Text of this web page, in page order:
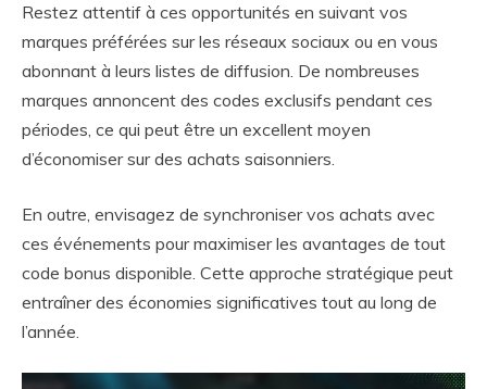
Restez attentif à ces opportunités en suivant vos
marques préférées sur les réseaux sociaux ou en vous
abonnant à leurs listes de diffusion. De nombreuses
marques annoncent des codes exclusifs pendant ces
périodes, ce qui peut être un excellent moyen
d’économiser sur des achats saisonniers.
En outre, envisagez de synchroniser vos achats avec
ces événements pour maximiser les avantages de tout
code bonus disponible. Cette approche stratégique peut
entraîner des économies significatives tout au long de
l’année.